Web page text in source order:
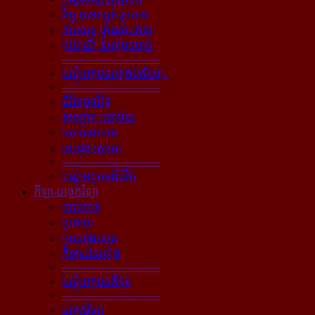
វិទ្យុ ទូរទស្សន៍ រូបភាព
ភាពយន្ដ ផ្ទាំងសំពត់ស
ប្រពៃណី ទំនៀមទម្លាប់
----------------------------
បណ្ដុំអត្ថបទវប្បធម៌សិល្បៈ
----------------------------
ជីវិតប្រចាំថ្ងៃ
សុខភាព អនាម័យ
សោភ័ណភាព
បេះដូង ស្នេហា
----------------------------
បណ្ដុំអត្ថបទពីជីវិត
កីឡា-បច្ចេកវិទ្យា
បាល់ទាត់
ប្រដាល់
ប្រណាំងយាន
កីឡាដទៃទៀត
----------------------------
បណ្ដុំអត្ថបទកីឡា
----------------------------
បច្ចេកវិទ្យា